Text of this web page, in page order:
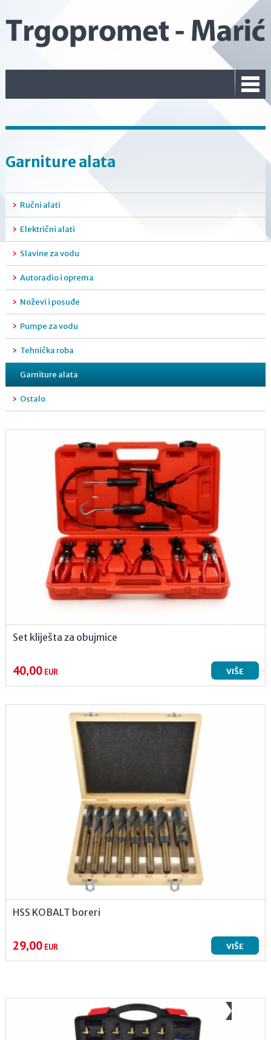
Garniture alata
Ručni alati
Električni alati
Slavine za vodu
Autoradio i oprema
Noževi i posuđe
Pumpe za vodu
Tehnička roba
Garniture alata
Ostalo
Set kliješta za obujmice
40,00EUR VIŠE
HSS KOBALT boreri
29,00EUR VIŠE